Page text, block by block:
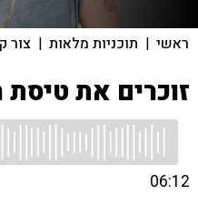
ראשי | תוכניות מלאות | צור
זוכרים את
06:12